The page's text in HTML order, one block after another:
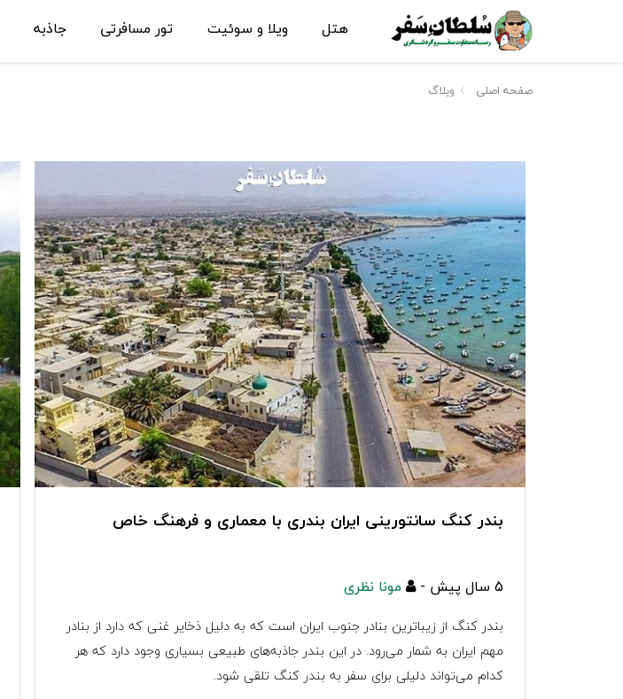
هتل ویلا و سوئیت تور مسافرتی جاذبه
صفحه اصلی وبلاگ
بندر کنگ سانتورینی ایران بندری با معماری و فرهنگ خاص
5 سال پیش - مونا نظری
بندر کنگ از زیباترین بنادر جنوب ایران است که به دلیل ذخایر غنی که دارد از بنادر
مهم ایران به شمار می‌رود. در این بندر جاذبه‌های طبیعی بسیاری وجود دارد که هر
کدام می‌تواند دلیلی برای سفر به بندر کنگ تلقی شود.